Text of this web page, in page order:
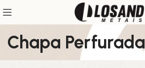
Chapa Perfurada